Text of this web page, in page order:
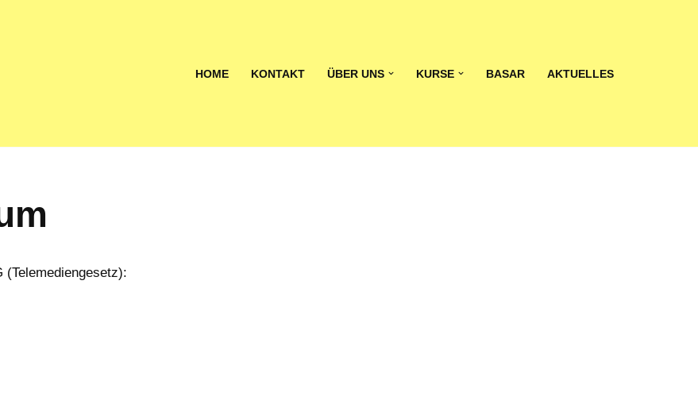
HOME KONTAKT ÜBER UNS KURSE BASAR AKTUELLES
(Telemediengesetz):